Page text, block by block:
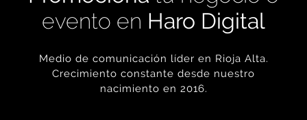
evento en Haro Digital
Medio de comunicación líder en Rioja Alta.
Crecimiento constante desde nuestro
nacimiento en 2016.